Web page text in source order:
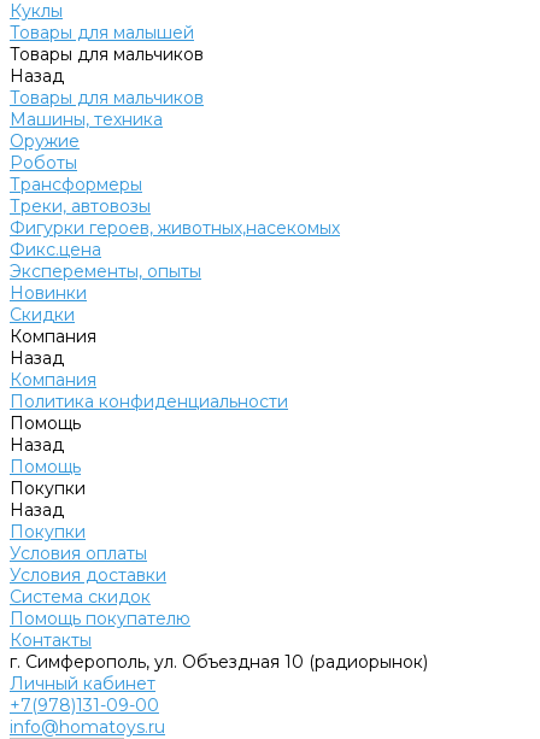
Куклы
Товары для малышей
Товары для мальчиков
Назад
Товары для мальчиков
Машины, техника
Оружие
Роботы
Трансформеры
Треки, автовозы
Фигурки героев, животных,насекомых
Фикс.цена
Эксперементы, опыты
Новинки
Скидки
Компания
Назад
Компания
Политика конфиденциальности
Помощь
Назад
Помощь
Покупки
Назад
Покупки
Условия оплаты
Условия доставки
Система скидок
Помощь покупателю
Контакты
г. Симферополь, ул. Объездная 10 (радиорынок)
Личный кабинет
+7(978)131-09-00
info@homatoys.ru